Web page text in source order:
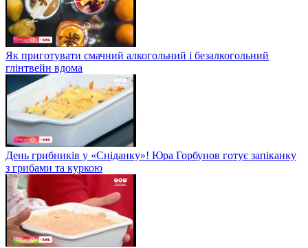
Як приготувати смачний алкогольний і безалкогольний
глінтвейн вдома
День грибників у «Сніданку»! Юра Горбунов готує запіканку
з грибами та куркою